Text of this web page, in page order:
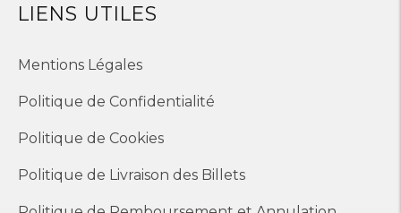
LIENS UTILES
Mentions Légales
Politique de Confidentialité
Politique de Cookies
Politique de Livraison des Billets